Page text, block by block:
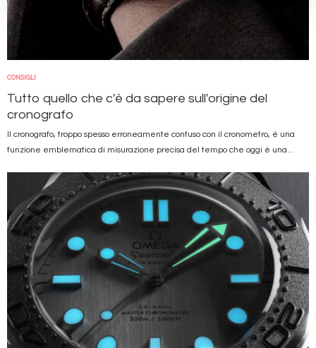
CONSIGLI
Tutto quello che c'è da sapere sull'origine del
cronografo
Il cronografo, troppo spesso erroneamente confuso con il cronometro, è una
funzione emblematica di misurazione precisa del tempo che oggi è una...